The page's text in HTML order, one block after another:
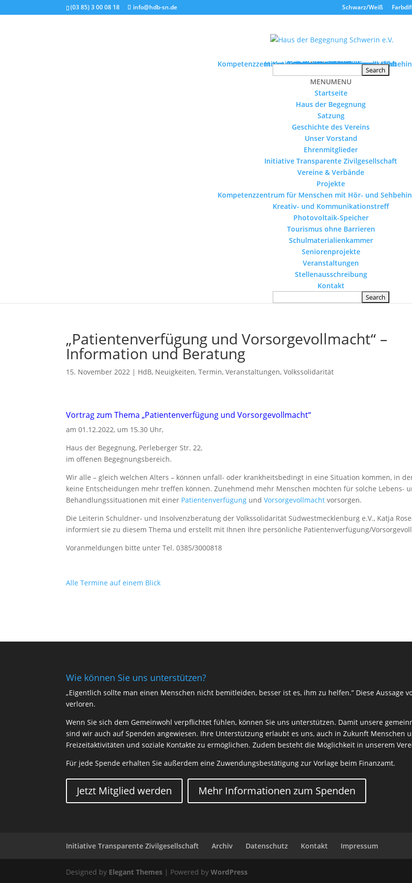
(03 85) 3 00 08 18 info@hdb-sn.de Schwarz/Weiß
MENUMENU
Startseite
Haus der Begegnung
Satzung
Geschichte des Vereins
Unser Vorstand
Ehrenmitglieder
Initiative Transparente Zivilgesellschaft
Vereine & Verbände
Projekte
Kompetenzzentrum für Menschen mit Hör- und
Kreativ- und Kommunikationstreff
Photovoltaik-Speicher
Tourismus ohne Barrieren
Schulmaterialienkammer
Seniorenprojekte
Veranstaltungen
Stellenausschreibung
Kontakt
MENUMENU
Startseite
Haus der Begegnung
Satzung
Geschichte des Vereins
Unser Vorstand
Ehrenmitglieder
Initiative Transparente Zivilgesellschaft
Vereine & Verbände
Projekte
Kompetenzzentrum für Menschen mit Hör- und
Kreativ- und Kommunikationstreff
Photovoltaik-Speicher
Tourismus ohne Barrieren
Schulmaterialienkammer
Seniorenprojekte
Veranstaltungen
Stellenausschreibung
Kontakt
„Patientenverfügung und Vorsorgevollmacht“ –
Information und Beratung
15. November 2022 | HdB, Neuigkeiten,Termin,Veranstaltungen,Volkssolidarität
Vortrag zum Thema „Patientenverfügung und Vorsorgevollmacht“
am 01.12.2022, um 15.30 Uhr,
Haus der Begegnung, Perleberger Str. 22,
im offenen Begegnungsbereich.
Wir alle – gleich welchen Alters – können unfall- oder krankheitsbedingt in eine Situation kommen, in
keine Entscheidungen mehr treffen können. Zunehmend mehr Menschen möchten für solche Lebens-
Behandlungssituationen mit einer Patientenverfügung undVorsorgevollmacht vorsorgen.
Die Leiterin Schuldner- und Insolvenzberatung der Volkssolidarität Südwestmecklenburg e.V., Katja
informiert sie zu diesem Thema und erstellt mit Ihnen Ihre persönliche Patientenverfügung/
Voranmeldungen bitte unter Tel. 0385/3000818
Alle Termine auf einem Blick
Wie können Sie uns unterstützen?
„Eigentlich sollte man einen Menschen nicht bemitleiden, besser ist es, ihm zu helfen.” Diese Aussage
verloren.
Wenn Sie sich dem Gemeinwohl verpflichtet fühlen, können Sie uns unterstützen. Damit unsere
sind wir auch auf Spenden angewiesen. Ihre Unterstützung erlaubt es uns, auch in Zukunft Menschen
Freizeitaktivitäten und soziale Kontakte zu ermöglichen. Zudem besteht die Möglichkeit in unserem
Für jede Spende erhalten Sie außerdem eine Zuwendungsbestätigung zur Vorlage beim Finanzamt.
Jetzt Mitglied werden Mehr Informationen zum Spenden
Initiative Transparente Zivilgesellschaft Archiv Datenschutz Kontakt Impressum
Designed by Elegant Themes | Powered byWordPress